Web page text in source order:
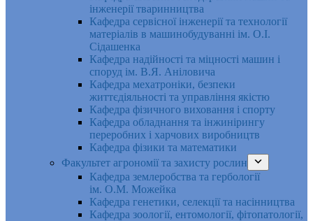
інженерії тваринництва
Кафедра cервісної інженерії та технології
матеріалів в машинобудуванні ім. О.І.
Сідашенка
Кафедра надійності та міцності машин і
споруд ім. В.Я. Аніловича
Кафедра мехатроніки, безпеки
життєдіяльності та управління якістю
Кафедра фізичного виховання і спорту
Кафедра обладнання та інжинірингу
переробних і харчових виробництв
Кафедра фізики та математики
Факультет агрономії та захисту рослин
Кафедра землеробства та гербології
ім. О.М. Можейка
Кафедра генетики, селекції та насінництва
Кафедра зоології, ентомології, фітопатології,